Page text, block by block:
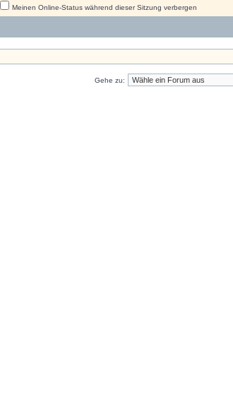
Meinen Online-Status während dieser Sitzung verbergen
Gehe zu: